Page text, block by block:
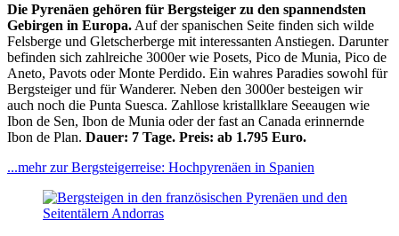
Die Pyrenäen gehören für Bergsteiger zu den spannendsten
Gebirgen in Europa. Auf der spanischen Seite finden sich wilde
Felsberge und Gletscherberge mit interessanten Anstiegen. Darunter
befinden sich zahlreiche 3000er wie Posets, Pico de Munia, Pico de
Aneto, Pavots oder Monte Perdido. Ein wahres Paradies sowohl für
Bergsteiger und für Wanderer. Neben den 3000er besteigen wir
auch noch die Punta Suesca. Zahllose kristallklare Seeaugen wie
Ibon de Sen, Ibon de Munia oder der fast an Canada erinnernde
Ibon de Plan. Dauer: 7 Tage. Preis: ab 1.795 Euro.
...mehr zur Bergsteigerreise: Hochpyrenäen in Spanien